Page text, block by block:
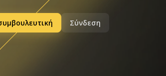
Σύνδεση